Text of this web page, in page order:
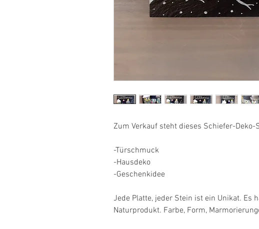
Zum Verkauf steht dieses Schiefer-Deko-
-Türschmuck
-Hausdeko
-Geschenkidee
Jede Platte, jeder Stein ist ein Unikat. Es
Naturprodukt. Farbe, Form,